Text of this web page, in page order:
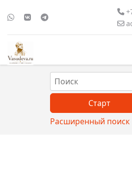
Расширенный поиск